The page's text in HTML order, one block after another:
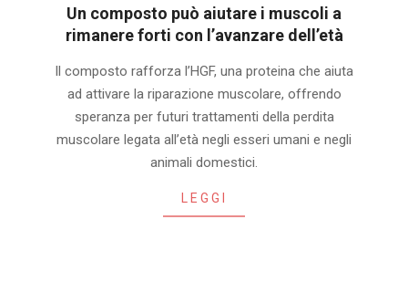
Un composto può aiutare i muscoli a
rimanere forti con l’avanzare dell’età
07-
24
Il composto rafforza l’HGF, una proteina che aiuta
ad attivare la riparazione muscolare, offrendo
speranza per futuri trattamenti della perdita
muscolare legata all’età negli esseri umani e negli
animali domestici.
LEGGI